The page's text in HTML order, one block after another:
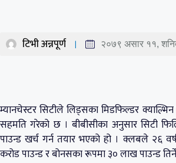
टिभी अन्नपूर्ण २०७९ असार ११,
म्यानचेस्टर सिटीले लिड्सका मिडफिल्डर
सहमति गरेको छ । बीबीसीका अनुसार सिटी
पाउन्ड खर्च गर्न तयार भएको हो । क्लबले २६
करोड पाउन्ड र बोनसका रूपमा ३० लाख पाउन्ड